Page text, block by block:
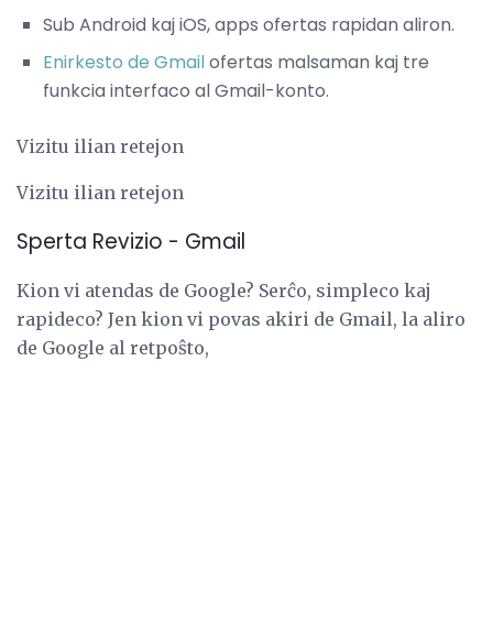
Sub Android kaj iOS, apps ofertas rapidan aliron.
Enirkesto de Gmailofertas malsaman kaj tre
funkcia interfaco al Gmail-konto.
Vizitu ilian retejon
Vizitu ilian retejon
Sperta Revizio - Gmail
Kion vi atendas de Google? Serĉo, simpleco kaj
rapideco? Jen kion vi povas akiri de Gmail, la aliro
de Google al retpoŝto,